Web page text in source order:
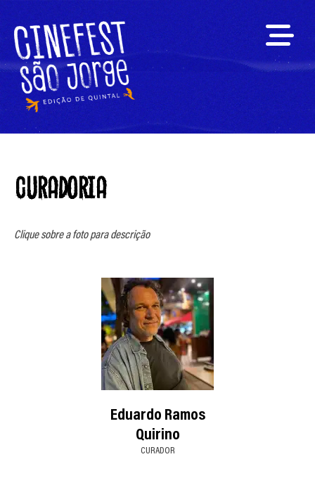
CURADORIA
Clique sobre a foto para descrição
Eduardo Ramos
Quirino
CURADOR